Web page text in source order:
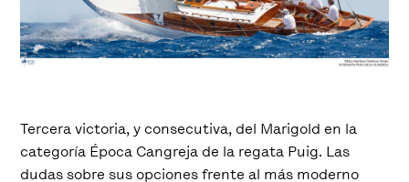
Tercera victoria, y consecutiva, del Marigold en la
categoría Época Cangreja de la regata Puig. Las
dudas sobre sus opciones frente al más moderno